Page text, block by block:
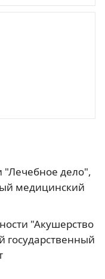
дело",
медицинский
"Акушерство
государственный